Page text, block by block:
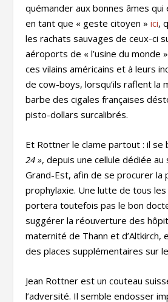
quémander aux bonnes âmes
en tant que « geste citoyen »ici,
les rachats sauvages de ceux-ci
aéroports de « l’usine du monde
ces vilains américains et à leurs
de cow-boys, lorsqu’ils raflent la
barbe des cigales françaises
pisto-dollars surcalibrés.
Et Rottner le clame partout : il
24 », depuis une cellule dédiée
Grand-Est, afin de se procurer la
prophylaxie. Une lutte de tous
portera toutefois pas le bon
suggérer la réouverture des
maternité de Thann et d’Altkirch,
des places supplémentaires sur
Jean Rottner est un couteau
l’adversité. Il semble endosser